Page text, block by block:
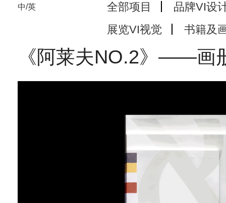
中/英 全部项目
品牌VI设
展览VI视觉
书籍及
《阿莱夫NO.2》——画